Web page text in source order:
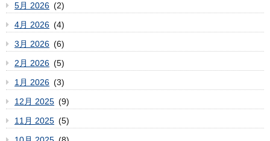
5月 2026 (2)
4月 2026 (4)
3月 2026 (6)
2月 2026 (5)
1月 2026 (3)
12月 2025 (9)
11月 2025 (5)